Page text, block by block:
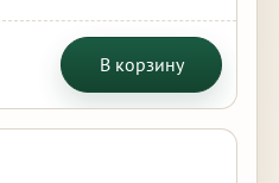
В корзину